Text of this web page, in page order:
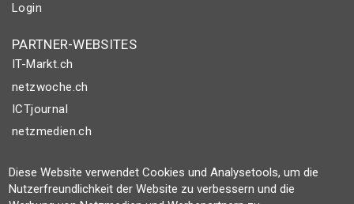
Login
PARTNER-WEBSITES
IT-Markt.ch
netzwoche.ch
ICTjournal
netzmedien.ch
© NETZMEDIEN AG 2026
Impressum
Diese Website verwendet Cookies und Analysetools, um die
Nutzerfreundlichkeit der Website zu verbessern und die